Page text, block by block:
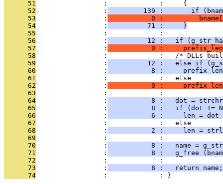
      51
                 :             :     {
      52
                 :
139 :       if
      53
                 :
0 :
      54
                 :
          71 :     }
      55
                 :             :
      56
                 :
12 :   if
      57
                 :
0 :
      58
:             :   /* DLLs
      59
                 :
12 :   else if
      60
                 :
8 :
      61
                 :             :   else
      62
                 :
0 :
      63
                 :             :
      64
                 :
8 :   dot =
      65
                 :
8 :   if (dot !=
      66
                 :
6 :     len = dot
      67
                 :             :   else
      68
                 :
2 :     len =
      69
                 :             :
      70
                 :
8 :   name =
      71
                 :
8 :   g_free
      72
                 :             :
      73
                 :
           8 :   return name;
      74
                 :             : }